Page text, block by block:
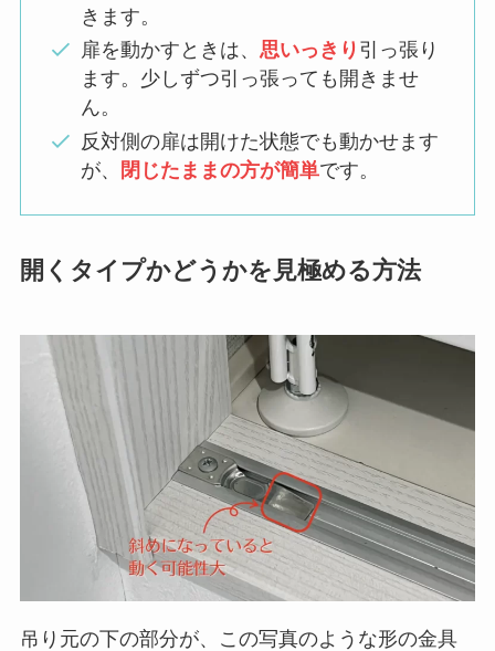
きます。
扉を動かすときは、 思いっきり 引っ張り
ます。少しずつ引っ張っても開きませ
ん。
反対側の扉は開けた状態でも動かせます
が、
閉じたままの方が簡単です。
開くタイプかどうかを見極める方法
吊り元の下の部分が、この写真のような形の金具